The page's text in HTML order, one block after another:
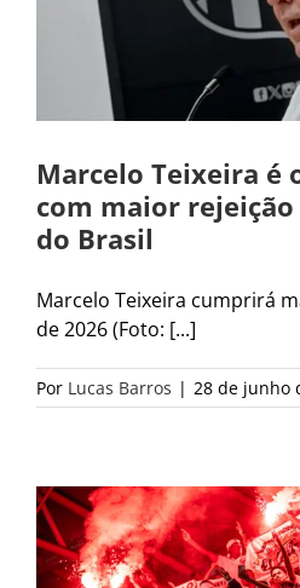
Marcelo Teixeira é
com maior
do Brasil
Marcelo Teixeira cumprirá
de 2026 (Foto: [...]
Por Lucas Barros | 28 de junho